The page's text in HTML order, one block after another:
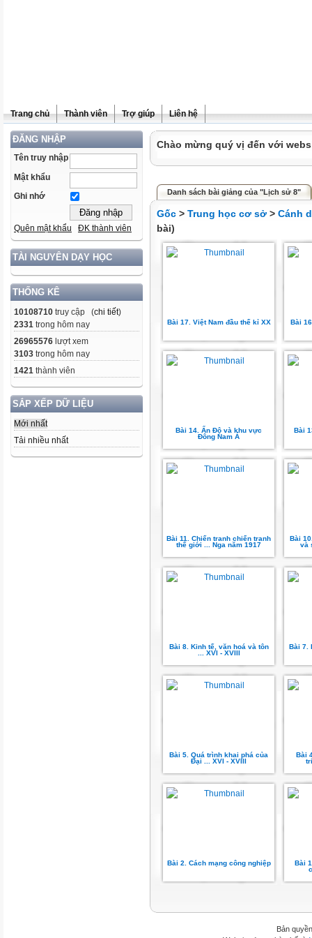
Trang chủ Thành viên Trợ giúp Liên hệ
ĐĂNG NHẬP
Tên truy nhập
Mật khẩu
Ghi nhớ
Quên mật khẩu ĐK thành viên
TÀI NGUYÊN DẠY HỌC
THỐNG KÊ
10108710 truy cập (chi tiết)
2331 trong hôm nay
26965576 lượt xem
3103 trong hôm nay
1421 thành viên
SẮP XẾP DỮ LIỆU
Mới nhất
Tải nhiều nhất
Chào mừng quý vị đến với
Danh sách bài giảng của "Lịch sử 8"
Gốc > Trung học cơ sở > Cánh
bài)
Bài 17. Việt Nam đầu thế kỉ XX Bài
Bài 14. Ấn Độ và khu vực
Đông Nam Á
Bài
Bài 11. Chiến tranh chiến tranh
thế giới ... Nga năm 1917
Bài
và
Bài 8. Kinh tế, văn hoá và tôn
... XVI - XVIII
Bài 7.
Bài 5. Quá trình khai phá của
Đại ... XVI - XVIII
Bài
Bài 2. Cách mạng công nghiệp
Bài
Bản